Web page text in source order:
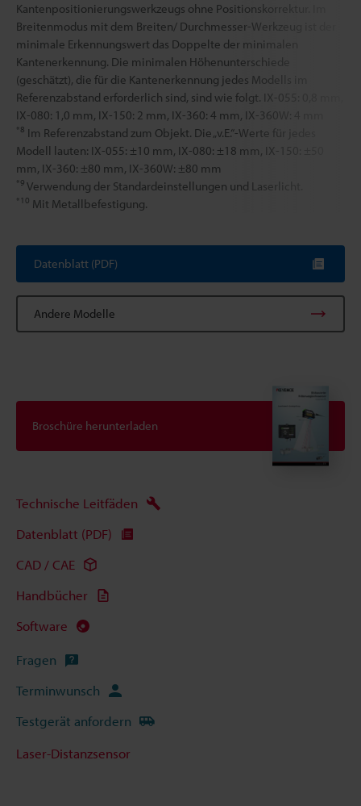
Kantenpositionierungswerkzeugs ohne Positionskorrektur. Im
Breitenmodus mit dem Breiten/ Durchmesser-Werkzeug ist der
minimale Erkennungswert das Doppelte der minimalen
Kantenerkennung. Die minimalen Höhenunterschiede
(geschätzt), die für die Kantenerkennung jedes Modells im
Referenzabstand erforderlich sind, sind wie folgt. IX-055: 0,8 mm,
IX-080: 1,0 mm, IX-150: 2 mm, IX-360: 4 mm, IX-360W: 4 mm
*8 Im Referenzabstand zum Objekt. Die „v.E.“-Werte für jedes
Modell lauten: IX-055: ±10 mm, IX-080: ±18 mm, IX-150: ±50
mm, IX-360: ±80 mm, IX-360W: ±80 mm
*9 Verwendung der Standardeinstellungen und Laserlicht.
*10 Mit Metallbefestigung.
Datenblatt (PDF)
Andere Modelle
Broschüre herunterladen
Technische Leitfäden
Datenblatt (PDF)
CAD / CAE
Handbücher
Software
Fragen
Terminwunsch
Testgerät anfordern
Laser-Distanzsensor